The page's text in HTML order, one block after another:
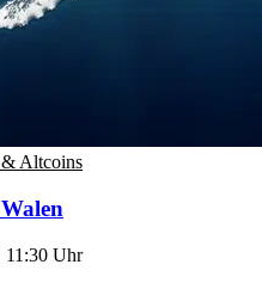
Altcoins
11:30 Uhr